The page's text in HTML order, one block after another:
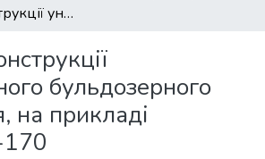
Розробка конструкції універсального бульдозерного обладнання, на прикладі трактора Т-170
бульдозерного
на прикладі
170